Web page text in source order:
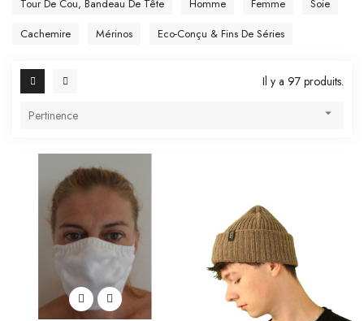
Tour De Cou, Bandeau De Tête
Homme Femme
Soie
Cachemire
Mérinos Eco-Conçu & Fins De Séries
Il y a 97 produits.
Pertinence 